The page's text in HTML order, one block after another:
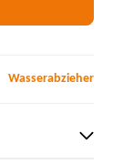
Wasserabzieher